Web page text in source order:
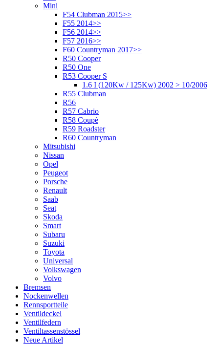
Mini
F54 Clubman 2015>>
F55 2014>>
F56 2014>>
F57 2016>>
F60 Countryman 2017>>
R50 Cooper
R50 One
R53 Cooper S
1.6 I (120Kw / 125Kw) 2002 > 10/2006
R55 Clubman
R56
R57 Cabrio
R58 Coupè
R59 Roadster
R60 Countryman
Mitsubishi
Nissan
Opel
Peugeot
Porsche
Renault
Saab
Seat
Skoda
Smart
Subaru
Suzuki
Toyota
Universal
Volkswagen
Volvo
Bremsen
Nockenwellen
Rennsportteile
Ventildeckel
Ventilfedern
Ventiltassenstössel
Neue Artikel